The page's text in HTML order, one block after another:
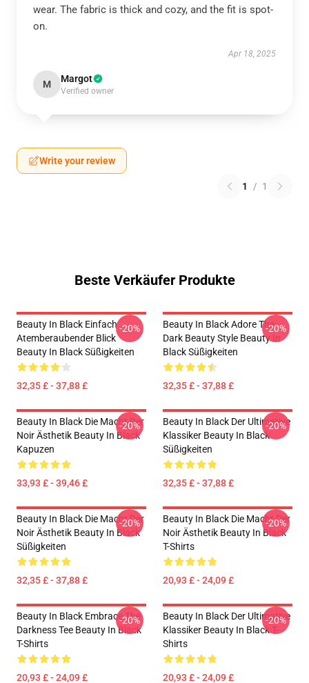
wear. The fabric is thick and cozy, and the fit is spot-
on.
Apr 18, 2025
M Margot
Verified owner
Write your review
1 / 1
Beste Verkäufer Produkte
Beauty In Black Einfach
Atemberaubender Blick
Beauty In Black Süßigkeiten
32,35 £ - 37,88 £
-20%
Beauty In Black Adore The
Dark Beauty Style Beauty In
Black Süßigkeiten
32,35 £ - 37,88 £
-20%
Beauty In Black Die Macht Der
Noir Ästhetik Beauty In Black
Kapuzen
33,93 £ - 39,46 £
-20%
Beauty In Black Der Ultimative
Klassiker Beauty In Black
Süßigkeiten
32,35 £ - 37,88 £
-20%
Beauty In Black Die Macht Der
Noir Ästhetik Beauty In Black
Süßigkeiten
32,35 £ - 37,88 £
-20%
Beauty In Black Die Macht Der
Noir Ästhetik Beauty In Black
T-Shirts
20,93 £ - 24,09 £
-20%
Beauty In Black Embrace The
Darkness Tee Beauty In Black
T-Shirts
20,93 £ - 24,09 £
-20%
Beauty In Black Der Ultimative
Klassiker Beauty In Black T-
Shirts
20,93 £ - 24,09 £
-20%